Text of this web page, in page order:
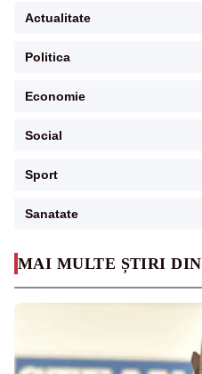
MAI MULTE ȘTIRI DIN
Actualitate
Politica
Economie
Social
Sport
Sanatate